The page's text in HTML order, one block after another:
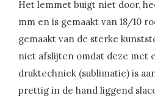
Het lemmet buigt niet door,
mm en is gemaakt van 18/10
gemaakt van de sterke
niet afslijten omdat deze met
druktechniek (sublimatie) is
prettig in de hand liggend